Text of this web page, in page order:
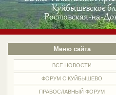
Меню сайта
ВСЕ НОВОСТИ
ФОРУМ С.КУЙБЫШЕВО
ПРАВОСЛАВНЫЙ ФОРУМ